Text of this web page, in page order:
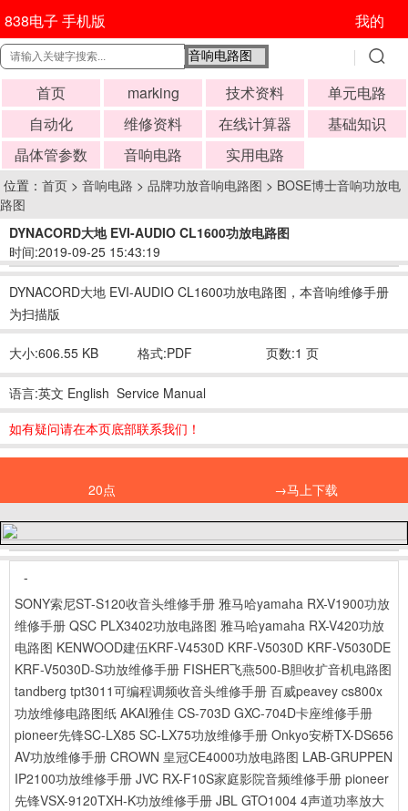
838电子 手机版 我的
首页 marking 技术资料
单元电路
自动化
维修资料 在线计算器
基础知识
晶体管参数
音响电路 实用电路
位置： 首页 > 音响电路 > 品牌功放音响电路图 > BOSE博士音响功放电
路图
DYNACORD大地 EVI-AUDIO CL1600功放电路图
时间:2019-09-25 15:43:19
DYNACORD大地 EVI-AUDIO CL1600功放电路图，本音响维修手册
为扫描版
大小:606.55 KB 格式:PDF 页数:1 页
语言:英文 English Service Manual
如有疑问请在本页底部联系我们！
20点 →马上下载
-
SONY索尼ST-S120收音头维修手册 雅马哈yamaha RX-V1900功放
维修手册 QSC PLX3402功放电路图 雅马哈yamaha RX-V420功放
电路图 KENWOOD建伍KRF-V4530D KRF-V5030D KRF-V5030DE
KRF-V5030D-S功放维修手册 FISHER飞燕500-B胆收扩音机电路图
tandberg tpt3011可编程调频收音头维修手册 百威peavey cs800x
功放维修电路图纸 AKAI雅佳 CS-703D GXC-704D卡座维修手册
pioneer先锋SC-LX85 SC-LX75功放维修手册 Onkyo安桥TX-DS656
AV功放维修手册 CROWN 皇冠CE4000功放电路图 LAB-GRUPPEN
IP2100功放维修手册 JVC RX-F10S家庭影院音频维修手册 pioneer
先锋VSX-9120TXH-K功放维修手册 JBL GTO1004 4声道功率放大